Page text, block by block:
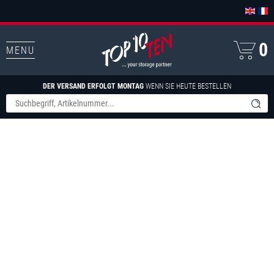
MENU
DER VERSAND ERFOLGT MONTAG WENN SIE HEUTE BESTELLEN
0